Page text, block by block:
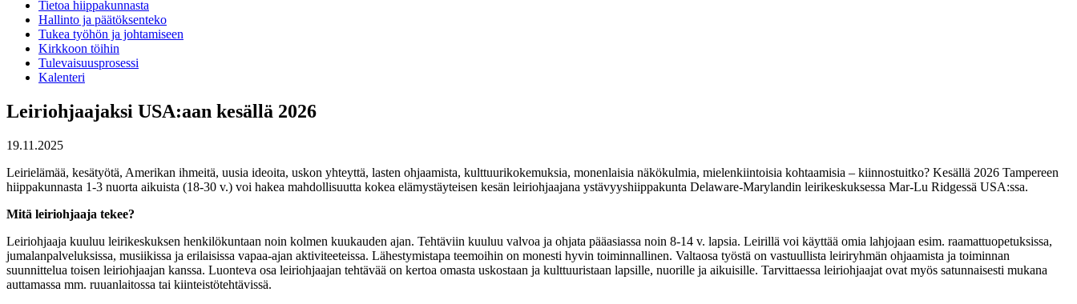
Tietoa hiippakunnasta
Hallinto ja päätöksenteko
Tukea työhön ja johtamiseen
Kirkkoon töihin
Tulevaisuusprosessi
Kalenteri
Leiriohjaajaksi USA:aan kesällä 2026
19.11.2025
Leirielämää, kesätyötä, Amerikan ihmeitä, uusia ideoita, uskon yhteyttä, lasten ohjaamista, kulttuurikokemuksia, monenlaisia näkökulmia, mielenkiintoisia kohtaamisia – kiinnostuitko? Kesällä 2026 Tampereen
hiippakunnasta 1-3 nuorta aikuista (18-30 v.) voi hakea mahdollisuutta kokea elämystäyteisen kesän leiriohjaajana ystävyyshiippakunta Delaware-Marylandin leirikeskuksessa Mar-Lu Ridgessä USA:ssa.
Mitä leiriohjaaja tekee?
Leiriohjaaja kuuluu leirikeskuksen henkilökuntaan noin kolmen kuukauden ajan. Tehtäviin kuuluu valvoa ja ohjata pääasiassa noin 8-14 v. lapsia. Leirillä voi käyttää omia lahjojaan esim. raamattuopetuksissa,
jumalanpalveluksissa, musiikissa ja erilaisissa vapaa-ajan aktiviteeteissa. Lähestymistapa teemoihin on monesti hyvin toiminnallinen. Valtaosa työstä on vastuullista leiriryhmän ohjaamista ja toiminnan
suunnittelua toisen leiriohjaajan kanssa. Luonteva osa leiriohjaajan tehtävää on kertoa omasta uskostaan ja kulttuuristaan lapsille, nuorille ja aikuisille. Tarvittaessa leiriohjaajat ovat myös satunnaisesti mukana
auttamassa mm. ruuanlaitossa tai kiinteistötehtävissä.